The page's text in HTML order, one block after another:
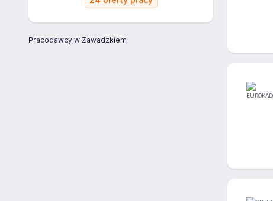
Pracodawcy w Zawadzkiem